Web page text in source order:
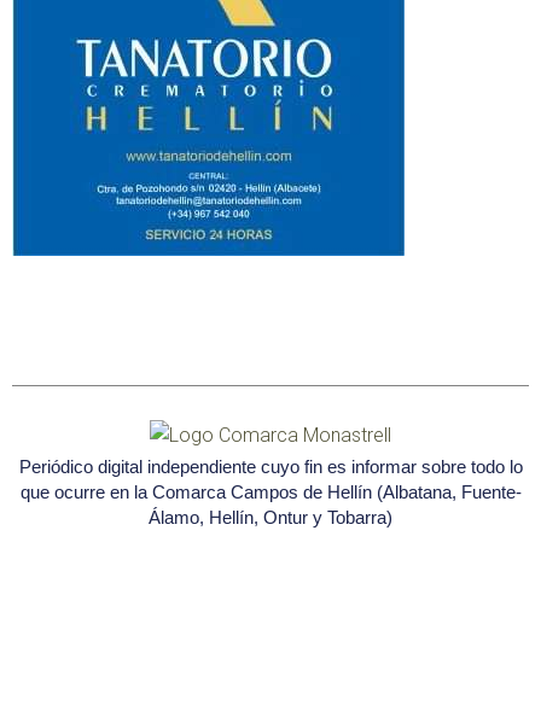
Periódico digital independiente cuyo fin es informar sobre todo lo
que ocurre en la Comarca Campos de Hellín (Albatana, Fuente-
Álamo, Hellín, Ontur y Tobarra)